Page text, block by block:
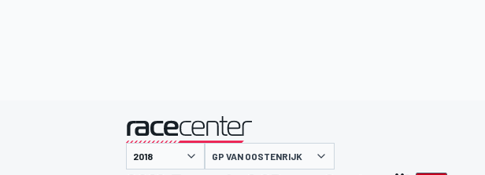
gepresenteerd door
GP VAN OOSTENRIJK